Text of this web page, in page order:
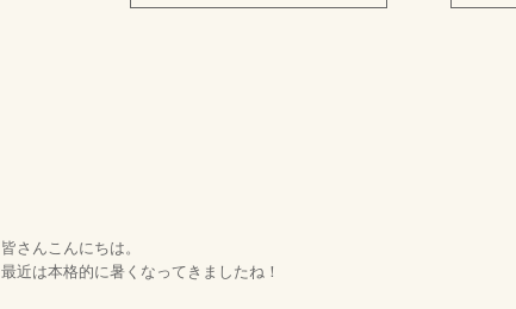
皆さんこんにちは。
最近は本格的に暑くなってきましたね！